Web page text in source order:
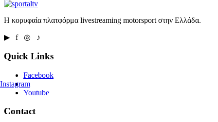
Η κορυφαία πλατφόρμα livestreaming motorsport στην Ελλάδα.
▶ f ◎ ♪
Quick Links
Facebook
Instagram
Youtube
Contact